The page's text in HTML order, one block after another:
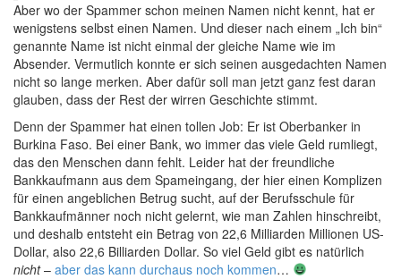
Aber wo der Spammer schon meinen Namen nicht kennt, hat er
wenigstens selbst einen Namen. Und dieser nach einem „Ich bin“
genannte Name ist nicht einmal der gleiche Name wie im
Absender. Vermutlich konnte er sich seinen ausgedachten Namen
nicht so lange merken. Aber dafür soll man jetzt ganz fest daran
glauben, dass der Rest der wirren Geschichte stimmt.
Denn der Spammer hat einen tollen Job: Er ist Oberbanker in
Burkina Faso. Bei einer Bank, wo immer das viele Geld rumliegt,
das den Menschen dann fehlt. Leider hat der freundliche
Bankkaufmann aus dem Spameingang, der hier einen Komplizen
für einen angeblichen Betrug sucht, auf der Berufsschule für
Bankkaufmänner noch nicht gelernt, wie man Zahlen hinschreibt,
und deshalb entsteht ein Betrag von 22,6 Milliarden Millionen US-
Dollar, also 22,6 Billiarden Dollar. So viel Geld gibt es natürlich
nicht– aber das kann durchaus noch kommen…